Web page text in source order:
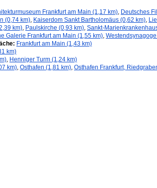
Frankfurt am Main (1,17 km), Deutsches
(0,74 km), Kaiserdom Sankt Bartholomäus (0,62 km),
km), Paulskirche (0,93 km), Sankt-
Galerie Frankfurt am Main (1,55 km),
Frankfurt am Main (1,43 km)
km)
, Henniger Turm (1,24 km)
km), Osthafen (1,81 km), Osthafen Frankfurt,